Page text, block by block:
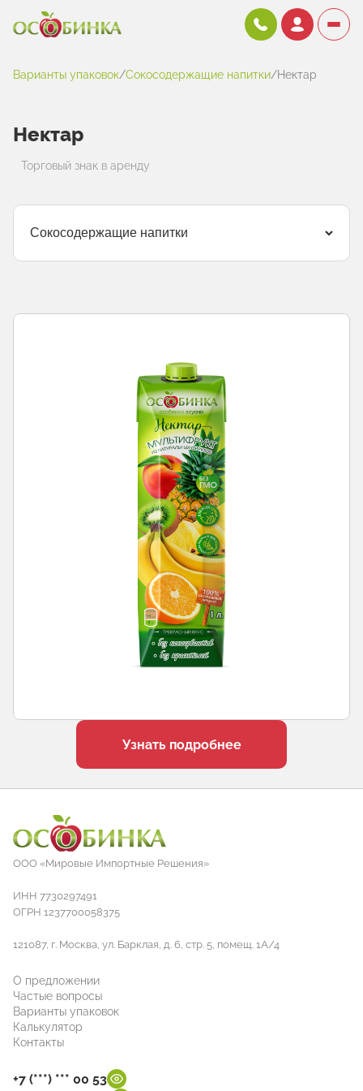
Варианты упаковок/Cокосодержащие напитки/Нектар
Нектар
Торговый знак в аренду
Cокосодержащие напитки
Узнать подробнее
ООО «Мировые Импортные Решения»
ИНН 7730297491
ОГРН 1237700058375
121087, г. Москва, ул. Барклая, д. 6, стр. 5, помещ. 1А/4
О предложении
Частые вопросы
Варианты упаковок
Калькулятор
Контакты
+7 (***) *** 00 53